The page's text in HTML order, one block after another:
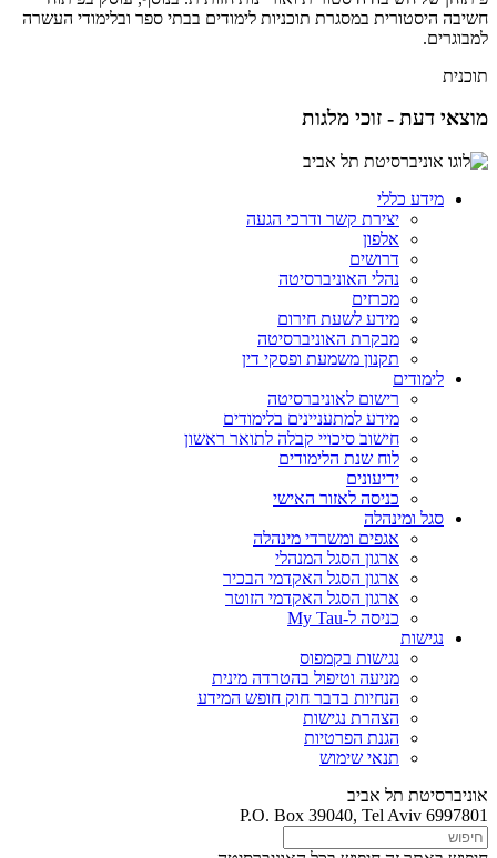
חשיבה היסטורית במסגרת תוכניות לימודים בבתי ספר ובלימודי העשרה
למבוגרים.
תוכנית
מוצאי דעת - זוכי מלגות
מידע כללי
יצירת קשר ודרכי הגעה
אלפון
דרושים
נהלי האוניברסיטה
מכרזים
מידע לשעת חירום
מבקרת האוניברסיטה
תקנון משמעת ופסקי דין
לימודים
רישום לאוניברסיטה
מידע למתעניינים בלימודים
חישוב סיכויי קבלה לתואר ראשון
לוח שנת הלימודים
ידיעונים
כניסה לאזור האישי
סגל ומינהלה
אגפים ומשרדי מינהלה
ארגון הסגל המנהלי
ארגון הסגל האקדמי הבכיר
ארגון הסגל האקדמי הזוטר
כניסה ל-My Tau
נגישות
נגישות בקמפוס
מניעה וטיפול בהטרדה מינית
הנחיות בדבר חוק חופש המידע
הצהרת נגישות
הגנת הפרטיות
תנאי שימוש
אוניברסיטת תל אביב
P.O. Box 39040, Tel Aviv 6997801